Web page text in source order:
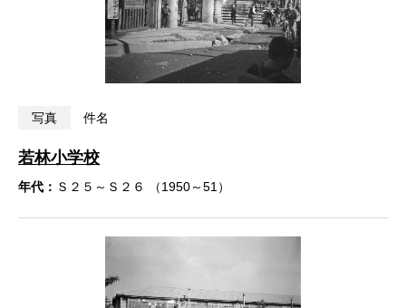
写真 件名
若林小学校
年代： Ｓ２５～Ｓ２６ （1950～51）